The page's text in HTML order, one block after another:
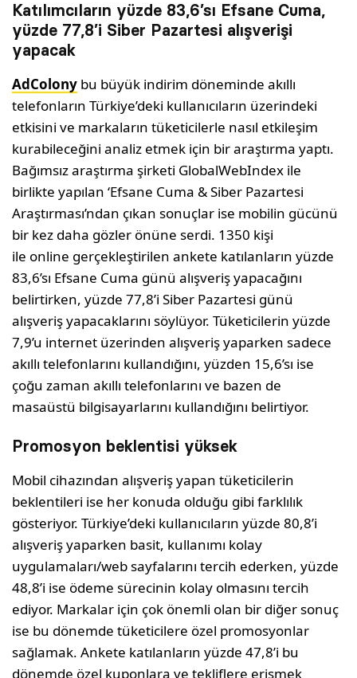
Katılımcıların yüzde 83,6’sı Efsane Cuma,
yüzde 77,8’i Siber Pazartesi alışverişi
yapacak
AdColony bu büyük indirim döneminde akıllı
telefonların Türkiye’deki kullanıcıların üzerindeki
etkisini ve markaların tüketicilerle nasıl etkileşim
kurabileceğini analiz etmek için bir araştırma yaptı.
Bağımsız araştırma şirketi GlobalWebIndex ile
birlikte yapılan ‘Efsane Cuma & Siber Pazartesi
Araştırması’ndan çıkan sonuçlar ise mobilin gücünü
bir kez daha gözler önüne serdi. 1350 kişi
ile online gerçekleştirilen ankete katılanların yüzde
83,6’sı Efsane Cuma günü alışveriş yapacağını
belirtirken, yüzde 77,8’i Siber Pazartesi günü
alışveriş yapacaklarını söylüyor. Tüketicilerin yüzde
7,9’u internet üzerinden alışveriş yaparken sadece
akıllı telefonlarını kullandığını, yüzden 15,6’sı ise
çoğu zaman akıllı telefonlarını ve bazen de
masaüstü bilgisayarlarını kullandığını belirtiyor.
Promosyon beklentisi yüksek
Mobil cihazından alışveriş yapan tüketicilerin
beklentileri ise her konuda olduğu gibi farklılık
gösteriyor. Türkiye’deki kullanıcıların yüzde 80,8’i
alışveriş yaparken basit, kullanımı kolay
uygulamaları/web sayfalarını tercih ederken, yüzde
48,8’i ise ödeme sürecinin kolay olmasını tercih
ediyor. Markalar için çok önemli olan bir diğer sonuç
ise bu dönemde tüketicilere özel promosyonlar
sağlamak. Ankete katılanların yüzde 47,8’i bu
dönemde özel kuponlara ve tekliflere erişmek